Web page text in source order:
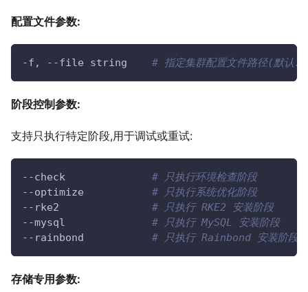
配置文件参数:
-f, --file string # 指定集群配置文件路径(默
阶段控制参数:
支持只执行特定阶段,用于调试或重试:
--check
# 只执行环境检查阶段
--optimize
# 只执行系统优化阶段
--rke2
# 只执行 RKE2 安装阶段
--mysql
# 只执行 MySQL 安装阶段
--rainbond
# 只执行 Rainbond 安装阶段
存储专用参数: